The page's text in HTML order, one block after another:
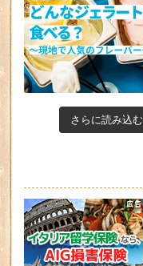
さらに読み込む